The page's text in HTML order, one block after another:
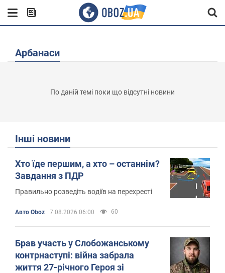
Арбанаси
По даній темі поки що відсутні новини
Інші новини
Хто їде першим, а хто – останнім?
Завдання з ПДР
Правильно розведіть водіїв на перехресті
Авто Oboz 7.08.2026 06:00 60
Брав участь у Слобожанському
контрнаступі: війна забрала
життя 27-річного Героя зі